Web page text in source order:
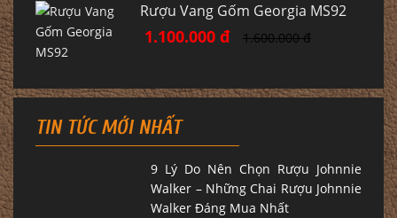
Rượu Vang Gốm Georgia MS92
1.100.000 đ 1.600.000 đ
TIN TỨC MỚI NHẤT
9 Lý Do Nên Chọn Rượu Johnnie
Walker – Những Chai Rượu Johnnie
Walker Đáng Mua Nhất